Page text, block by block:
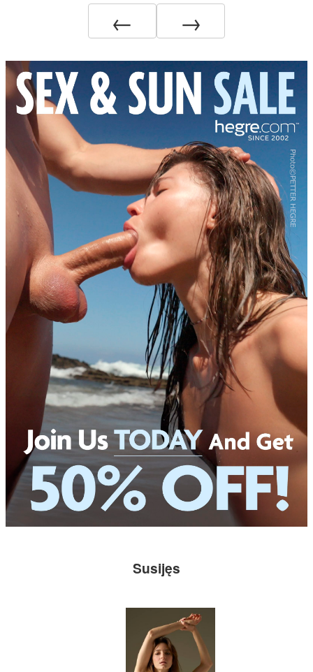
← →
Susijęs